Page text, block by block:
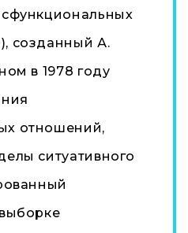
созданный А.
в 1978 году
отношений,
ситуативного